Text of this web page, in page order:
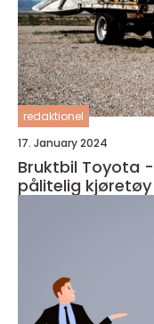
redaktionel
17. January 2024
Bruktbil Toyota
pålitelig kjøretøy